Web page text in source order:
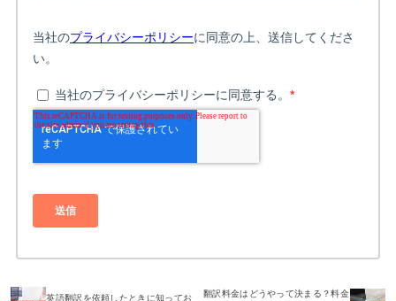
英語翻訳を依頼したときに知ってお
翻訳料金はどうやって決まる？料金